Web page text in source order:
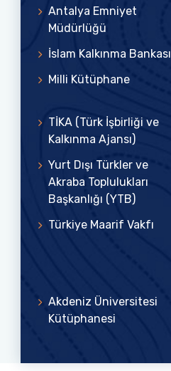
Antalya Emniyet
Müdürlüğü
İslam Kalkınma Bankası
Milli Kütüphane
TİKA (Türk İşbirliği ve
Kalkınma Ajansı)
Yurt Dışı Türkler ve
Akraba Toplulukları
Başkanlığı (YTB)
Türkiye Maarif Vakfı
Akdeniz Üniversitesi
Kütüphanesi